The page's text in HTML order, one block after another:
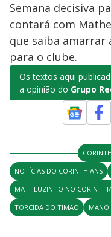
Semana decisiva
contará com
que saiba amarrar
para o clube.
Os textos aqui
a opinião do Grupo
NOTÍCIAS DO CORINTHIANS
MATHEUZINHO NO
TORCIDA DO TIMÃO
MANO